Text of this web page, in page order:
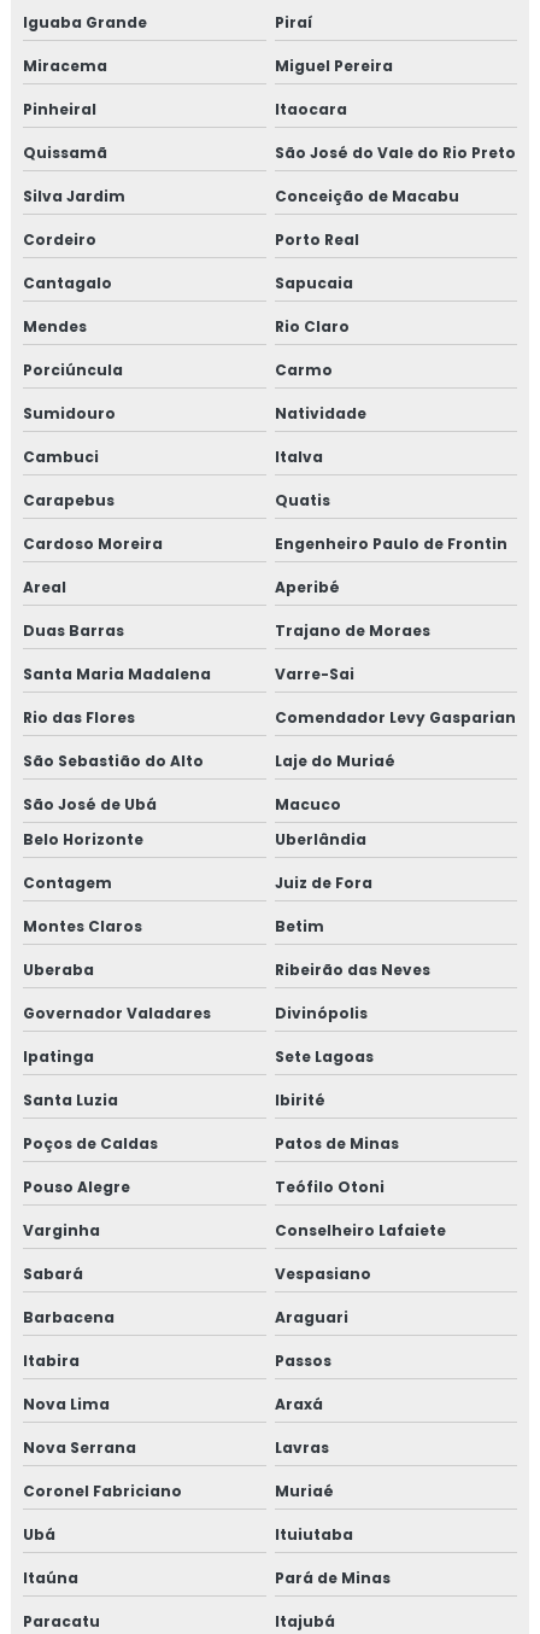
Isolamento para tubulação de ar condicionado
Isolamento poliuretano
Isolamento poliuretano expandido
Isolamento poliuretano projetado
Isolamento térmico aço inox
Isolamento térmico alumínio
Isolamento térmico alumínio corrugado
Isolamento térmico container preço
Isolamento térmico de descargas
Isolamento térmico de dutos
Isolamento térmico de dutos valor
Isolamento térmico de turbinas
Isolamento térmico em fibra cerâmica
Isolamento térmico frio
Isolamento térmico industrial rio de janeiro
Isolamento térmico industrial rj
Isolamento térmico interno
Isolamento térmico offshore
Isolamento térmico offshore petrolífero
Isolamento térmico para container
Isolamento térmico para funilaria industrial
Isolamento térmico para galpão
Isolamento térmico para galpão de armazenagem
Isolamento térmico para galpão industrial
Isolamento térmico para indústria
Isolamento térmico para navios
Iguaba Grande Piraí
Miracema Miguel Pereira
Pinheiral Itaocara
Quissamã São José do Vale do Rio Preto
Silva Jardim Conceição de Macabu
Cordeiro Porto Real
Cantagalo Sapucaia
Mendes Rio Claro
Porciúncula Carmo
Sumidouro Natividade
Cambuci Italva
Carapebus Quatis
Cardoso Moreira Engenheiro Paulo de Frontin
Areal Aperibé
Duas Barras Trajano de Moraes
Santa Maria Madalena Varre-Sai
Rio das Flores Comendador Levy Gasparian
São Sebastião do Alto Laje do Muriaé
São José de Ubá
Macuco
Belo Horizonte
Uberlândia
Contagem Juiz de Fora
Montes Claros Betim
Uberaba Ribeirão das Neves
Governador Valadares Divinópolis
Ipatinga Sete Lagoas
Santa Luzia Ibirité
Poços de Caldas Patos de Minas
Pouso Alegre Teófilo Otoni
Varginha Conselheiro Lafaiete
Sabará Vespasiano
Barbacena Araguari
Itabira Passos
Nova Lima Araxá
Nova Serrana Lavras
Coronel Fabriciano Muriaé
Ubá Ituiutaba
Itaúna Pará de Minas
Paracatu Itajubá